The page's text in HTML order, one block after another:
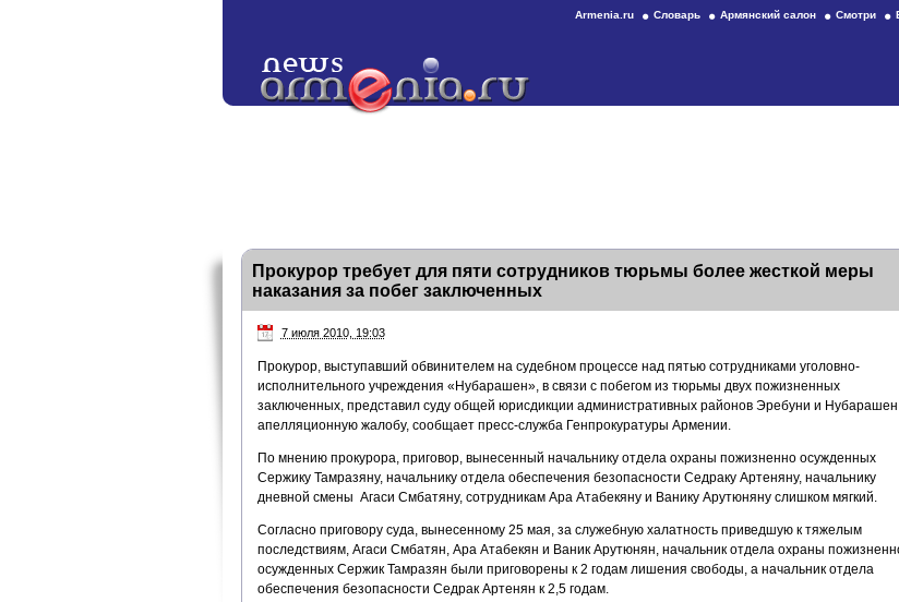
Armenia.ru Словарь Армянский салон Смотри
Прокурор требует для пяти сотрудников тюрьмы более жесткой меры
наказания за побег заключенных
7 июля 2010, 19:03
Прокурор, выступавший обвинителем на судебном процессе над пятью сотрудниками уголовно-
исполнительного учреждения «Нубарашен», в связи с побегом из тюрьмы двух пожизненных
заключенных, представил суду общей юрисдикции административных районов Эребуни и Нубарашен
апелляционную жалобу, сообщает пресс-служба Генпрокуратуры Армении.
По мнению прокурора, приговор, вынесенный начальнику отдела охраны пожизненно осужденных
Сержику Тамразяну, начальнику отдела обеспечения безопасности Седраку Артеняну, начальнику
дневной смены Агаси Смбатяну, сотрудникам Ара Атабекяну и Ванику Арутюняну слишком мягкий.
Согласно приговору суда, вынесенному 25 мая, за служебную халатность приведшую к тяжелым
последствиям, Агаси Смбатян, Ара Атабекян и Ваник Арутюнян, начальник отдела охраны
осужденных Сержик Тамразян были приговорены к 2 годам лишения свободы, а начальник отдела
обеспечения безопасности Седрак Артенян к 2,5 годам.